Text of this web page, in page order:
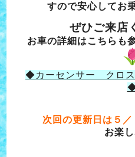
すので安心してお
ぜひご来店
お車の詳細はこちらも
◆カーセンサー クロス
次回の更新日は５
お楽